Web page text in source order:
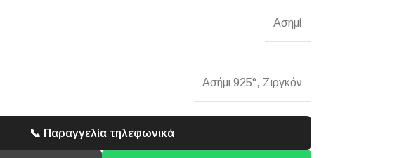
Ασημί
Ασήμι 925°, Ζιργκόν
📞 Παραγγελία τηλεφωνικά